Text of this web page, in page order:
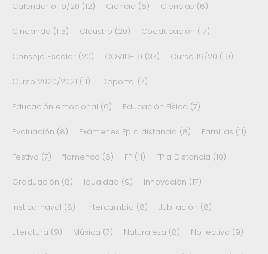
Calendario 19/20 (12) Ciencia (6) Ciencias (6)
Cineando (115) Claustro (20) Coeducación (17)
Consejo Escolar (20) COVID-19 (37) Curso 19/20 (19)
Curso 2020/2021 (11) Deporte. (7)
Educación emocional (6) Educación Física (7)
Evaluación (8) Exámenes Fp a distancia (8) Familias (11)
Festivo (7) flamenco (6) FP (11) FP a Distancia (10)
Graduación (8) Igualdad (9) Innovación (17)
Insticarnaval (8) Intercambio (8) Jubilación (8)
Literatura (9) Música (7) Naturaleza (8) No lectivo (9)